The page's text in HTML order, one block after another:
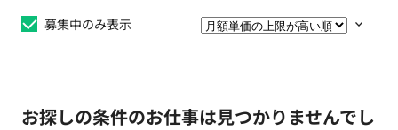
募集中のみ表示
お探しの条件のお仕事は見つかりませんでし